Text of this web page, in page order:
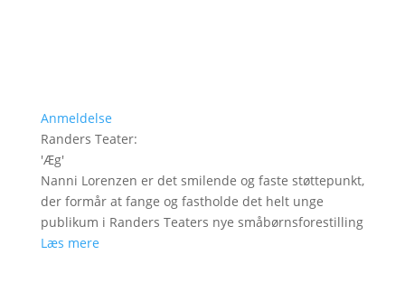
Anmeldelse
Randers Teater:
'Æg'
Nanni Lorenzen er det smilende og faste støttepunkt,
der formår at fange og fastholde det helt unge
publikum i Randers Teaters nye småbørnsforestilling
Læs mere